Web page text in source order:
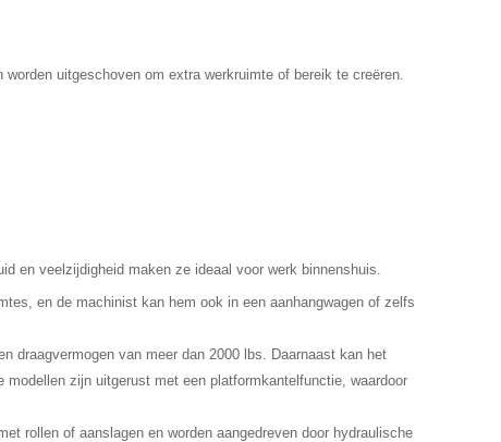
uitgeschoven om extra werkruimte of bereik te creëren.
en veelzijdigheid maken ze ideaal voor werk binnenshuis.
en de machinist kan hem ook in een aanhangwagen of zelfs
draagvermogen van meer dan 2000 lbs. Daarnaast kan het
zijn uitgerust met een platformkantelfunctie, waardoor
rollen of aanslagen en worden aangedreven door hydraulische